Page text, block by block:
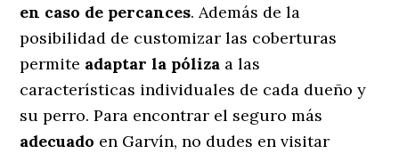
en caso de percances. Además de la
posibilidad de customizar las coberturas
permite adaptar la póliza a las
características individuales de cada dueño y
su perro. Para encontrar el seguro más
adecuado en Garvín, no dudes en visitar